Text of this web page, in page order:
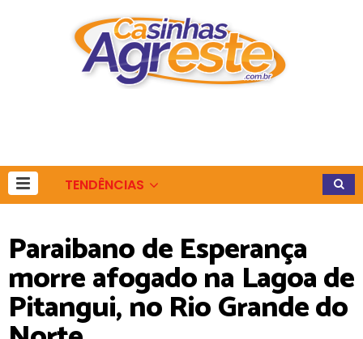
TENDÊNCIAS
Paraibano de Esperança
morre afogado na Lagoa de
Pitangui, no Rio Grande do